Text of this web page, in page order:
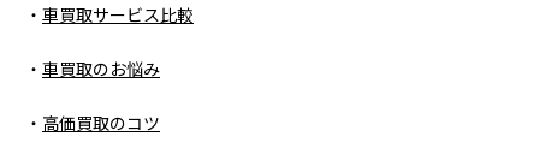
車買取サービス比較
車買取のお悩み
高価買取のコツ